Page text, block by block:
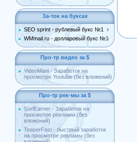
За-ток на буксах
SEO sprint - рублевый букс №1
WMmail.ru - долларовый букс №1
Про-тр видео за $
VideoMani - Заработок на
просмотре Youtube (без вложений)
Про-тр рек-мы за $
SurfEarner - Заработок на
просмотре рекламы (без
вложений)
TeaserFast - быстрый заработок
на просмотре рекламы (без